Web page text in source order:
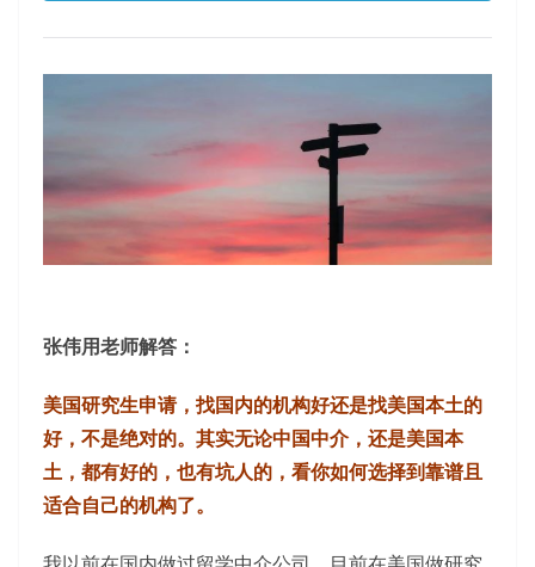
张伟用老师解答：
美国研究生申请，找国内的机构好还是找美国本土的
好，不是绝对的。其实无论中国中介，还是美国本
土，都有好的，也有坑人的，看你如何选择到靠谱且
适合自己的机构了。